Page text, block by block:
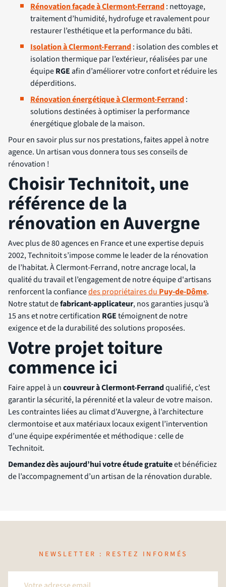
Rénovation façade à Clermont-Ferrand: nettoyage,
traitement d’humidité, hydrofuge et ravalement pour
restaurer l’esthétique et la performance du bâti.
Isolation à Clermont-Ferrand: isolation des combles et
isolation thermique par l’extérieur, réalisées par une
équipeRGE afin d’améliorer votre confort et réduire les
déperditions.
Rénovation énergétique à Clermont-Ferrand:
solutions destinées à optimiser la performance
énergétique globale de la maison.
Pour en savoir plus sur nos prestations, faites appel à notre
agence. Un artisan vous donnera tous ses conseils de
rénovation !
Choisir Technitoit, une
référence de la
rénovation en Auvergne
Avec plus de 80 agences en France et une expertise depuis
2002, Technitoit s’impose comme le leader de la rénovation
de l’habitat. À Clermont-Ferrand, notre ancrage local, la
qualité du travail et l’engagement de notre équipe d'artisans
renforcent la confiancedes propriétaires du Puy-de-Dôme.
Notre statut defabricant-applicateur, nos garanties jusqu’à
15 ans et notre certification RGEtémoignent de notre
exigence et de la durabilité des solutions proposées.
Votre projet toiture
commence ici
Faire appel à uncouvreur à Clermont-Ferrandqualifié, c’est
garantir la sécurité, la pérennité et la valeur de votre maison.
Les contraintes liées au climat d’Auvergne, à l’architecture
clermontoise et aux matériaux locaux exigent l’intervention
d’une équipe expérimentée et méthodique : celle de
Technitoit.
Demandez dès aujourd’hui votre étude gratuiteet bénéficiez
de l’accompagnement d’un artisan de la rénovation durable.
NEWSLETTER : RESTEZ INFORMÉS